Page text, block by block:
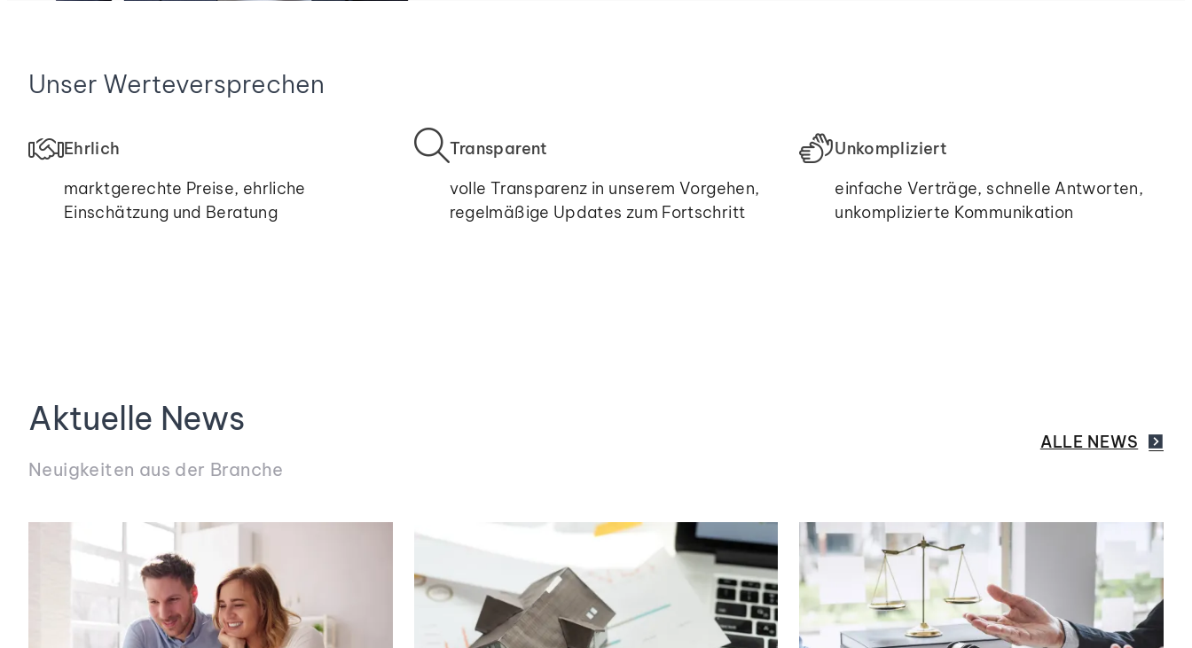
Unser Werteversprechen
Ehrlich
marktgerechte Preise, ehrliche
Einschätzung und Beratung
Transparent
volle Transparenz in unserem Vorgehen,
regelmäßige Updates zum Fortschritt
Unkompliziert
einfache Verträge, schnelle Antworten,
unkomplizierte Kommunikation
Aktuelle News
Neuigkeiten aus der Branche
ALLE NEWS